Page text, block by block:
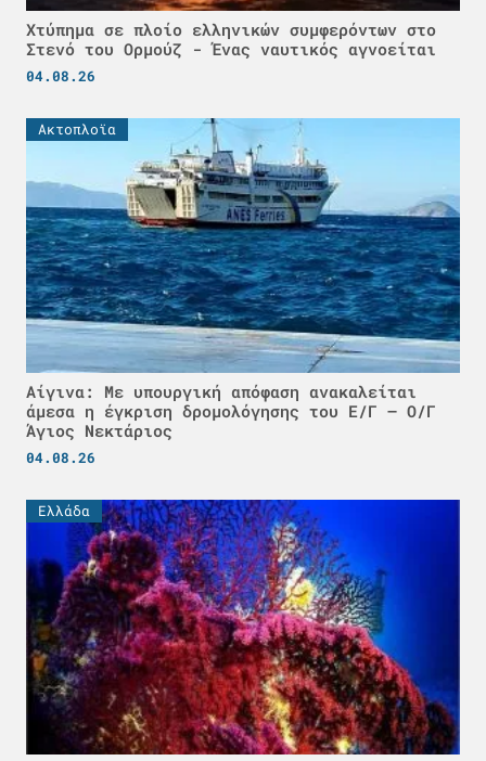
Χτύπημα σε πλοίο ελληνικών συμφερόντων στο
Στενό του Ορμούζ - Ένας ναυτικός αγνοείται
04.08.26
Ακτοπλοϊα
Αίγινα: Με υπουργική απόφαση ανακαλείται
άμεσα η έγκριση δρομολόγησης του Ε/Γ – Ο/Γ
Άγιος Νεκτάριος
04.08.26
Ελλάδα